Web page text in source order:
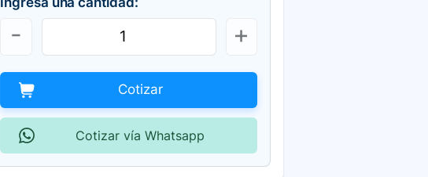
Cotizar
Cotizar vía Whatsapp